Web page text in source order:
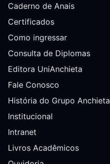
Caderno de Anais
Certificados
Como ingressar
Consulta de Diplomas
Editora UniAnchieta
Fale Conosco
História do Grupo Anchieta
Institucional
Intranet
Livros Acadêmicos